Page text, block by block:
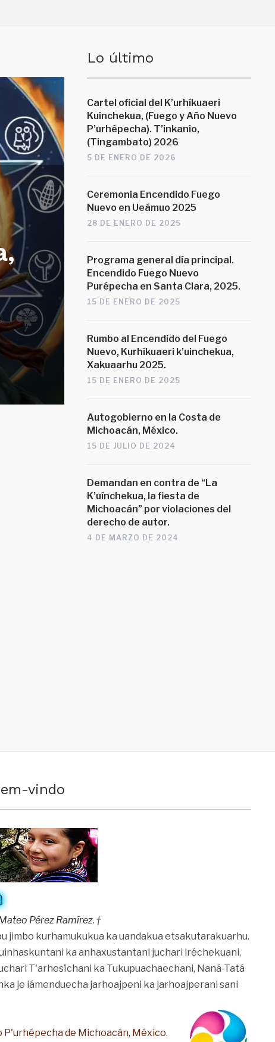
MITENTSKUA
Ceremonia
Fuego Nuevo
2025
Lo último
Cartel oficial del K’urhíkuaeri
Kuinchekua, (Fuego y Año Nuevo
P’urhépecha). T’inkanio,
(Tingambato) 2026
5 DE ENERO DE 2026
Ceremonia Encendido Fuego
Nuevo en Ueámuo 2025
28 DE ENERO DE 2025
Programa general día principal.
Encendido Fuego Nuevo
Purépecha en Santa Clara, 2025.
15 DE ENERO DE 2025
Rumbo al Encendido del Fuego
Nuevo, Kurhíkuaeri k’uinchekua,
Xakuaarhu 2025.
15 DE ENERO DE 2025
Autogobierno en la Costa de
Michoacán, México.
15 DE JULIO DE 2024
Demandan en contra de “La
K’uínchekua, la fiesta de
Michoacán” por violaciones del
derecho de autor.
4 DE MARZO DE 2024
vindo
Pérez Ramírez. †
jimbo kurhamukukua ka uandakua etsakutarakuarhu.
ka anhaxustantani juchari iréchekuani,
T'arhesïchani ka Tukupuachaechani, Naná-Tatá
je iámenduecha jarhoajpeni ka jarhoajperani sani
P'urhépecha de Michoacán, México.